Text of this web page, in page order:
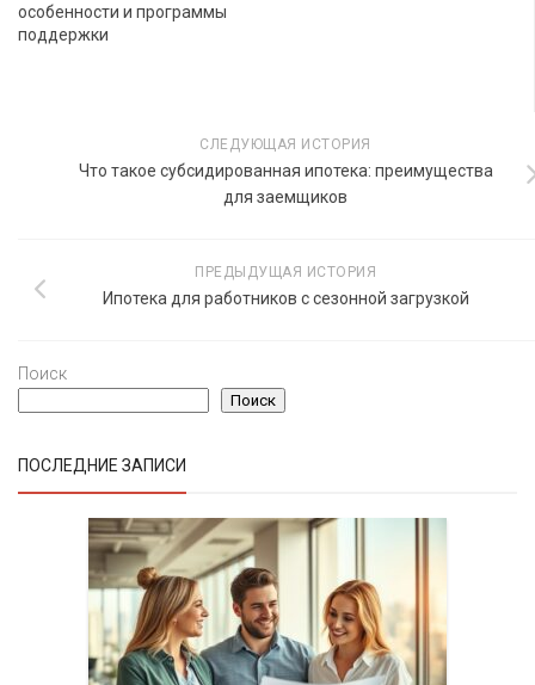
особенности и программы
поддержки
СЛЕДУЮЩАЯ ИСТОРИЯ
Что такое субсидированная ипотека: преимущества
для заемщиков
ПРЕДЫДУЩАЯ ИСТОРИЯ
Ипотека для работников с сезонной загрузкой
Поиск
Поиск
ПОСЛЕДНИЕ ЗАПИСИ